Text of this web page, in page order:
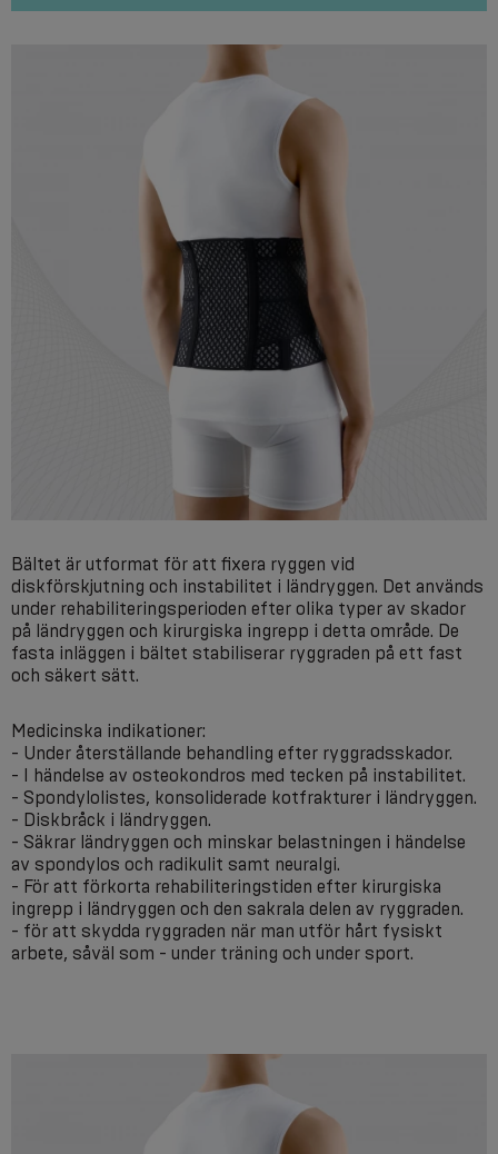
Bältet är utformat för att fixera ryggen vid
diskförskjutning och instabilitet i ländryggen. Det används
under rehabiliteringsperioden efter olika typer av skador
på ländryggen och kirurgiska ingrepp i detta område. De
fasta inläggen i bältet stabiliserar ryggraden på ett fast
och säkert sätt.
Medicinska indikationer:
- Under återställande behandling efter ryggradsskador.
- I händelse av osteokondros med tecken på instabilitet.
- Spondylolistes, konsoliderade kotfrakturer i ländryggen.
- Diskbråck i ländryggen.
- Säkrar ländryggen och minskar belastningen i händelse
av spondylos och radikulit samt neuralgi.
- För att förkorta rehabiliteringstiden efter kirurgiska
ingrepp i ländryggen och den sakrala delen av ryggraden.
- för att skydda ryggraden när man utför hårt fysiskt
arbete, såväl som - under träning och under sport.